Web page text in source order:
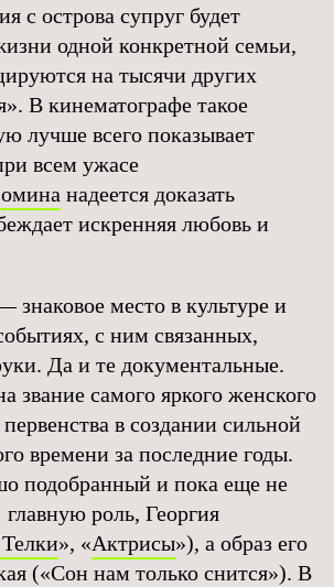
с острова супруг будет
одной конкретной семьи,
на тысячи других
В кинематографе такое
лучше всего показывает
всем ужасе
надеется доказать
искренняя любовь и
знаковое место в культуре и
с ним связанных,
Да и те документальные.
звание самого яркого женского
в создании сильной
времени за последние годы.
подобранный и пока еще не
роль, Георгия
», «Актрисы»), а образ его
(«Сон нам только снится»). В